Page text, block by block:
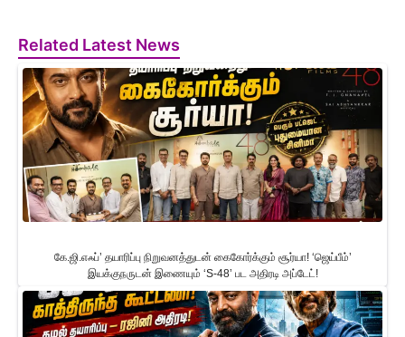
Related Latest News
கே.ஜி.எஃப்’ தயாரிப்பு நிறுவனத்துடன் கைகோர்க்கும் சூர்யா! ‘ஜெய்பீம்’
இயக்குநருடன் இணையும் ‘S-48’ பட அதிரடி அப்டேட்!